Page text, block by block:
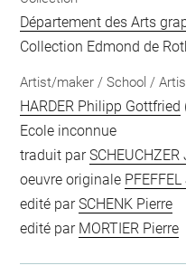
Département des Arts
Collection Edmond de
Artist/maker / School /
HARDER Philipp Gottfried
Ecole inconnue
traduit par
oeuvre originale
edité parSCHENK Pierre
edité par MORTIER Pierre